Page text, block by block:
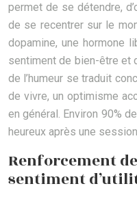
permet de se détendre,
de se recentrer sur le
dopamine, une hormone
sentiment de bien-être et
de l’humeur se traduit
de vivre, un optimisme
en général. Environ 90%
heureux après une
Renforcement
sentiment